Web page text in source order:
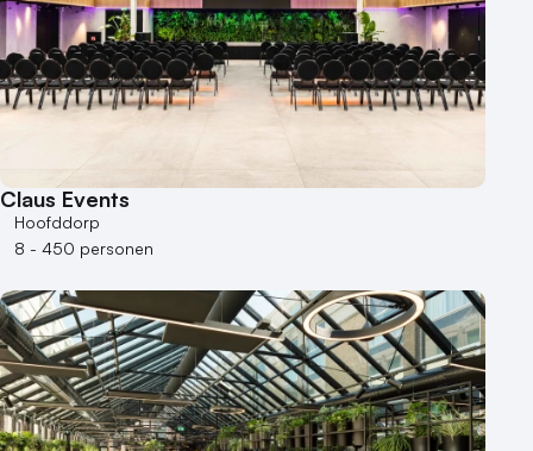
Claus Events
Hoofddorp
8 - 450 personen